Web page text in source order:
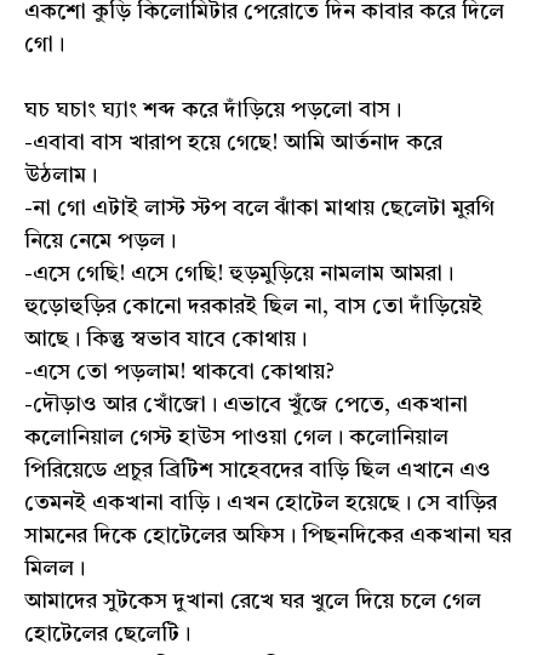
একশো কুড়ি কিলোমিটার পেরোতে দিন কাবার করে দিলে
গো।
ঘচ ঘচাং ঘ্যাং শব্দ করে দাঁড়িয়ে পড়লো বাস।
-এবাবা বাস খারাপ হয়ে গেছে! আমি আর্তনাদ করে
উঠলাম।
-না গো এটাই লাস্ট স্টপ বলে ঝাঁকা মাথায় ছেলেটা মুরগি
নিয়ে নেমে পড়ল।
-এসে গেছি! এসে গেছি! হুড়মুড়িয়ে নামলাম আমরা।
হুড়োহুড়ির কোনো দরকারই ছিল না, বাস তো দাঁড়িয়েই
আছে। কিন্তু স্বভাব যাবে কোথায়।
-এসে তো পড়লাম! থাকবো কোথায়?
-দৌড়াও আর খোঁজো। এভাবে খুঁজে পেতে, একখানা
কলোনিয়াল গেস্ট হাউস পাওয়া গেল। কলোনিয়াল
পিরিয়েডে প্রচুর ব্রিটিশ সাহেবদের বাড়ি ছিল এখানে এও
তেমনই একখানা বাড়ি। এখন হোটেল হয়েছে। সে বাড়ির
সামনের দিকে হোটেলের অফিস। পিছনদিকের একখানা ঘর
মিলল।
আমাদের সুটকেস দুখানা রেখে ঘর খুলে দিয়ে চলে গেল
হোটেলের ছেলেটি।